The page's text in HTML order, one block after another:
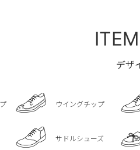
デザ
ウイングチップ
サドルシューズ